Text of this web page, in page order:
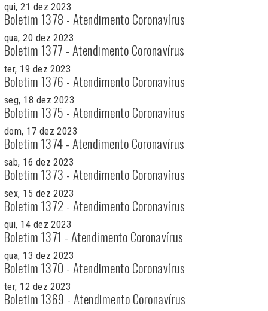
qui, 21 dez 2023
Boletim 1378 - Atendimento Coronavírus
qua, 20 dez 2023
Boletim 1377 - Atendimento Coronavírus
ter, 19 dez 2023
Boletim 1376 - Atendimento Coronavírus
seg, 18 dez 2023
Boletim 1375 - Atendimento Coronavírus
dom, 17 dez 2023
Boletim 1374 - Atendimento Coronavírus
sab, 16 dez 2023
Boletim 1373 - Atendimento Coronavírus
sex, 15 dez 2023
Boletim 1372 - Atendimento Coronavírus
qui, 14 dez 2023
Boletim 1371 - Atendimento Coronavírus
qua, 13 dez 2023
Boletim 1370 - Atendimento Coronavírus
ter, 12 dez 2023
Boletim 1369 - Atendimento Coronavírus